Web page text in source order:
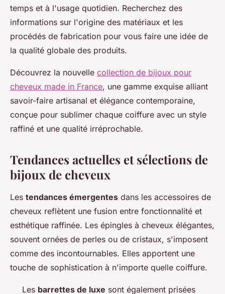
temps et à l'usage quotidien. Recherchez des
informations sur l'origine des matériaux et les
procédés de fabrication pour vous faire une idée de
la qualité globale des produits.
Découvrez la nouvelle collection de bijoux pour
cheveux made in France, une gamme exquise alliant
savoir-faire artisanal et élégance contemporaine,
conçue pour sublimer chaque coiffure avec un style
raffiné et une qualité irréprochable.
Tendances actuelles et sélections de
bijoux de cheveux
Les tendances émergentes dans les accessoires de
cheveux reflètent une fusion entre fonctionnalité et
esthétique raffinée. Les épingles à cheveux élégantes,
souvent ornées de perles ou de cristaux, s'imposent
comme des incontournables. Elles apportent une
touche de sophistication à n'importe quelle coiffure.
Les barrettes de luxe sont également prisées